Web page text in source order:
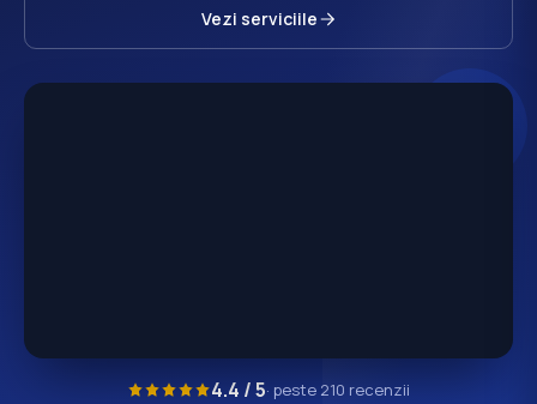
Vezi serviciile
4.4 / 5· peste 210 recenzii